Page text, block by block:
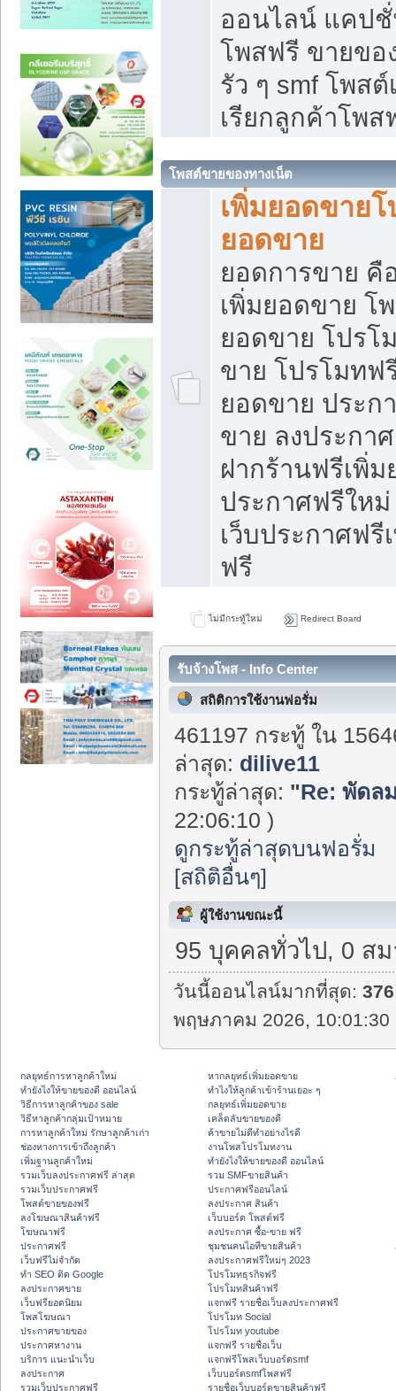
ออนไลน์ แคป
โพสฟรี ขายขอ
รัว ๆ smf โพส
เรียกลูกค้าโพส
โพสต์ขายของทางเน็ต
เพิ่มยอดขาย
ยอดขาย
ยอดการขาย คื
เพิ่มยอดขาย โ
ยอดขาย โปรโ
ขาย โปรโมทฟ
ยอดขาย ประก
ขาย ลงประกา
ฝากร้านฟรีเพิ่ม
ประกาศฟรีให
เว็บประกาศฟรี
ฟรี
ไม่มีกระทู้ใหม่ Redirect Board
รับจ้างโพส - Info Center
สถิติการใช้งานฟอรั่ม
461197 กระทู้ ใน
ล่าสุด: dilive11
กระทู้ล่าสุด: "Re: พัดล
22:06:10 )
ดูกระทู้ล่าสุดบนฟอรั่ม
[สถิติอื่นๆ]
ผู้ใช้งานขณะนี้
95 บุคคลทั่วไป, 0 ส
วันนี้ออนไลน์มากที่สุด:376
พฤษภาคม 2026, 10:01:30
กลยุทธ์การหาลูกค้าใหม่
ทํายังไงให้ขายของดี ออนไลน์
วิธีการหาลูกค้าของ sale
วิธีหาลูกค้ากลุ่มเป้าหมาย
การหาลูกค้าใหม่ รักษาลูกค้าเก่า
ช่องทางการเข้าถึงลูกค้า
เพิ่มฐานลูกค้าใหม่
รวมเว็บลงประกาศฟรี ล่าสุด
รวมเว็บประกาศฟรี
โพสต์ขายของฟรี
ลงโฆษณาสินค้าฟรี
โฆษณาฟรี
ประกาศฟรี
เว็บฟรีไม่จำกัด
ทำ SEO ติด Google
ลงประกาศขาย
เว็บฟรียอดนิยม
โพสโฆษณา
ประกาศขายของ
ประกาศหางาน
บริการ แนะนำเว็บ
ลงประกาศ
รวมเว็บประกาศฟรี
หากลยุทธ์เพิ่มยอดขาย
ทําไงให้ลูกค้าเข้าร้านเยอะ ๆ
กลยุทธ์เพิ่มยอดขาย
เคล็ดลับขายของดี
ค้าขายไม่ดีทำอย่างไรดี
งานโพสโปรโมทงาน
ทํายังไงให้ขายของดี ออนไลน์
รวม SMFขายสินค้า
ประกาศฟรีออนไลน์
ลงประกาศ สินค้า
เว็บบอร์ด โพสต์ฟรี
ลงประกาศ ซื้อ-ขาย ฟรี
ชุมชนคนไอทีขายสินค้า
ลงประกาศฟรีใหม่ๆ 2023
โปรโมทธุรกิจฟรี
โปรโมทสินค้าฟรี
แจกฟรี รายชื่อเว็บลงประกาศฟรี
โปรโมท Social
โปรโมท youtube
แจกฟรี รายชื่อเว็บ
แจกฟรีโพสเว็บบอร์ดsmf
เว็บบอร์ดsmfโพสฟรี
รายชื่อเว็บบอร์ดขายสินค้าฟรี